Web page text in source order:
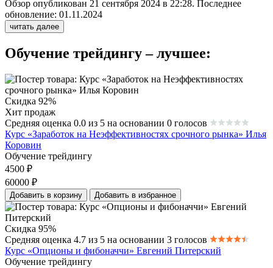
Обзор опубликован 21 сентября 2024 в 22:28. Последнее
обновление: 01.11.2024
читать далее
Обучение трейдингу – лучшее:
Скидка 92%
Хит продаж
Средняя оценка 0.0 из 5 на основании 0 голосов
Курс «Заработок на Неэффективностях срочного рынка» Илья
Коровин
Обучение трейдингу
4500 ₽
60000 ₽
Добавить в корзину Добавить в избранное
Скидка 95%
Средняя оценка 4.7 из 5 на основании 3 голосов
Курс «Опционы и фибоначчи» Евгений Питерский
Обучение трейдингу